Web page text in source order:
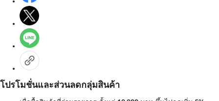
โปรโมชั่นและส่วนลดกลุ่มสินค้า